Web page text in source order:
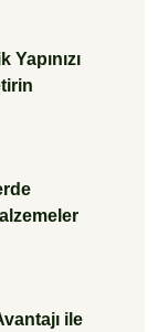
Yapınızı
ile